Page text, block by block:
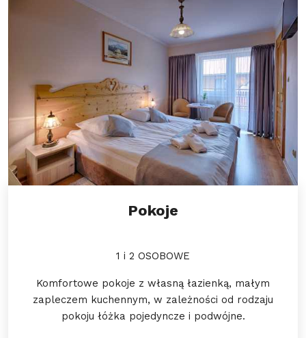
Pokoje
1 i 2 OSOBOWE
Komfortowe pokoje z własną łazienką, małym
zapleczem kuchennym, w zależności od rodzaju
pokoju łóżka pojedyncze i podwójne.